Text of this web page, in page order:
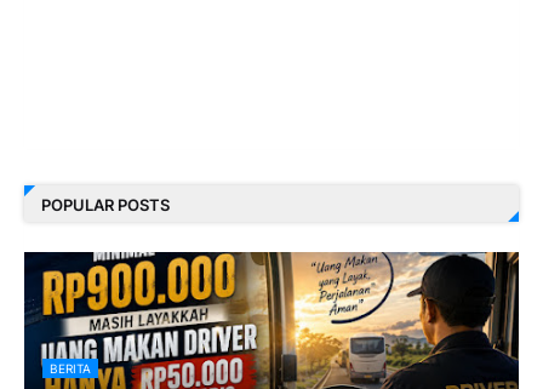
POPULAR POSTS
BERITA